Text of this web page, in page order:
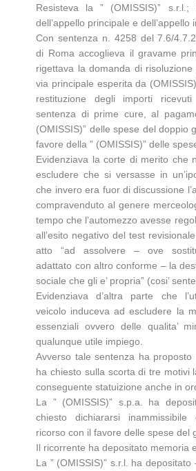
Resisteva la ” (OMISSIS)”
dell’appello principale e dell’appello
Con sentenza n. 4258 del 7.6/
di Roma accoglieva il gravame
rigettava la domanda di
via principale esperita da
restituzione degli importi
sentenza di prime cure, al
(OMISSIS)” delle spese del doppio
favore della ” (OMISSIS)” delle
Evidenziava la corte di merito che
escludere che si versasse in
che invero era fuor di discussione
compravenduto al genere
tempo che l’automezzo avesse
all’esito negativo del test
atto “ad assolvere – ove
adattato con altro conforme – la
sociale che gli e’ propria” (cosi’
Evidenziava d’altra parte che
veicolo induceva ad escludere la
essenziali ovvero delle qualita’
qualunque utile impiego.
Avverso tale sentenza ha proposto
ha chiesto sulla scorta di tre motivi
conseguente statuizione anche in
La ” (OMISSIS)” s.p.a. ha
chiesto dichiararsi inammissibile
ricorso con il favore delle spese del
Il ricorrente ha depositato memoria
La ” (OMISSIS)” s.r.l. ha